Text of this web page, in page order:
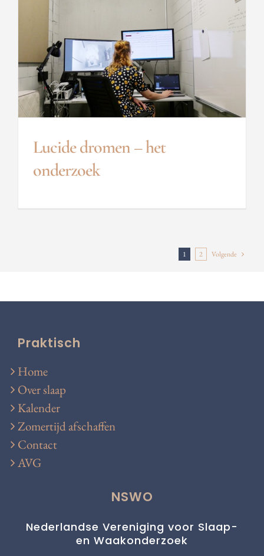
Lucide dromen – het
onderzoek
1 2 Volgende
Praktisch
Home
Over slaap
Kalender
Zomertijd afschaffen
Contact
AVG
NSWO
Nederlandse Vereniging voor Slaap-
en Waakonderzoek